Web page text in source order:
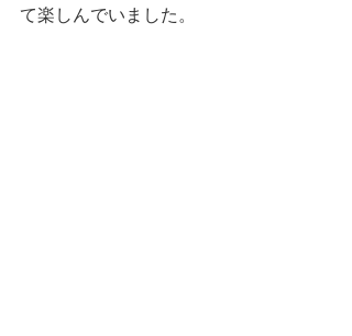
て楽しんでいました。